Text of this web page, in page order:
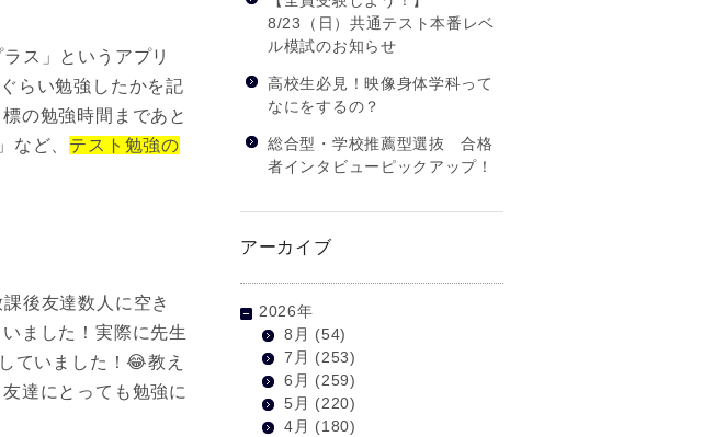
ス」というアプリ
らい勉強したかを記
の勉強時間まであと
など、 テスト勉強の
後友達数人に空き
ました！実際に先生
ていました！😂教え
達にとっても勉強に
8/23（日）共通テスト本番レベ
ル模試のお知らせ
高校生必見！映像身体学科って
なにをするの？
総合型・学校推薦型選抜 合格
者インタビューピックアップ！
アーカイブ
2026年
8月 (54)
7月 (253)
6月 (259)
5月 (220)
4月 (180)